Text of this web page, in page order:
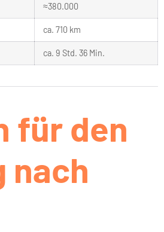
≈380.000
ca. 710 km
ca. 9 Std. 36 Min.
für den
nach